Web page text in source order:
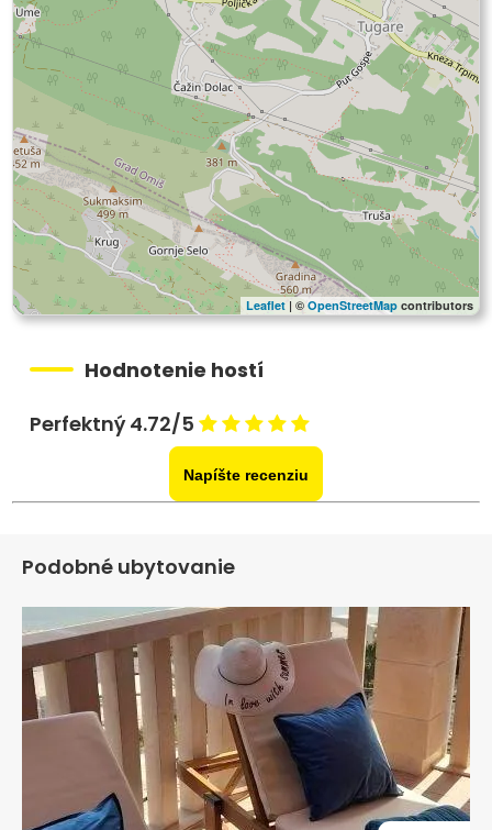
Leaflet | ©OpenStreetMap contributors
Hodnotenie hostí
Perfektný 4.72/5
Napíšte recenziu
Podobné ubytovanie